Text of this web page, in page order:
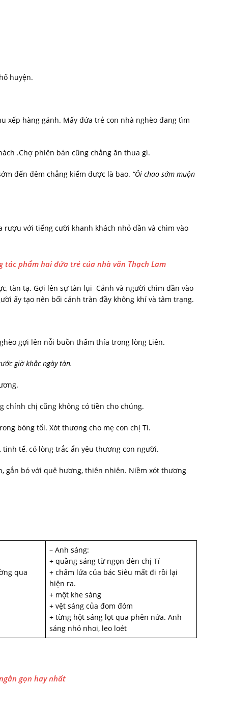
huyện.
xếp hàng gánh. Mấy đứa trẻ con nhà nghèo đang tìm
.Chợ phiên bán cũng chẳng ăn thua gì.
đến đêm chẳng kiếm được là bao. “Ôi chao sớm muộn
rượu với tiếng cười khanh khách nhỏ dần và chìm vào
phẩm hai đứa trẻ của nhà văn Thạch Lam
tàn tạ. Gợi lên sự tàn lụi Cảnh và người chìm dần vào
ấy tạo nên bối cảnh tràn đầy không khí và tâm trạng.
gợi lên nỗi buồn thấm thía trong lòng Liên.
giờ khắc ngày tàn.
chính chị cũng không có tiền cho chúng.
bóng tối. Xót thương cho mẹ con chị Tí.
tinh tế, có lòng trắc ẩn yêu thương con người.
gắn bó với quê hương, thiên nhiên. Niềm xót thương
qua
– Anh sáng:
+ quầng sáng từ ngọn đèn chị Tí
+ chấm lửa của bác Siêu mất đi rồi lại
hiện ra.
+ một khe sáng
+ vệt sáng của đom đóm
+ từng hột sáng lọt qua phên nứa. Anh
sáng nhỏ nhoi, leo loét
gọn hay nhất